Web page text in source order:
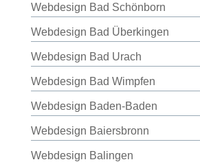
Webdesign Bad Schönborn
Webdesign Bad Überkingen
Webdesign Bad Urach
Webdesign Bad Wimpfen
Webdesign Baden-Baden
Webdesign Baiersbronn
Webdesign Balingen